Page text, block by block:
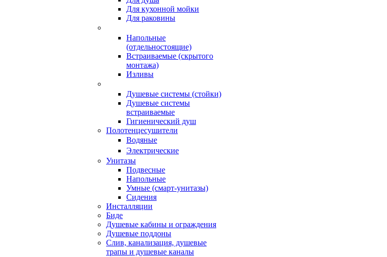
Для кухонной мойки
Для раковины
Напольные
(отдельностоящие)
Встраиваемые (скрытого
монтажа)
Изливы
Душевые системы (стойки)
Душевые системы
встраиваемые
Гигиенический душ
Полотенцесушители
ㅤВодяные
ㅤЭлектрические
Унитазы
Подвесные
Напольные
Умные (смарт-унитазы)
Сидения
Инсталляции
Биде
Душевые кабины и ограждения
Душевые поддоны
Слив, канализация, душевые
трапы и душевые каналы